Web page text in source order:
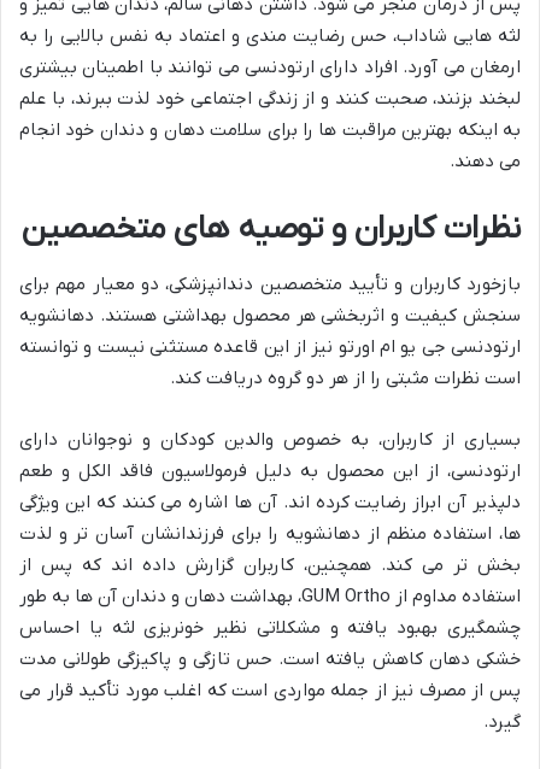
پس از درمان منجر می شود. داشتن دهانی سالم، دندان هایی تمیز و
لثه هایی شاداب، حس رضایت مندی و اعتماد به نفس بالایی را به
ارمغان می آورد. افراد دارای ارتودنسی می توانند با اطمینان بیشتری
لبخند بزنند، صحبت کنند و از زندگی اجتماعی خود لذت ببرند، با علم
به اینکه بهترین مراقبت ها را برای سلامت دهان و دندان خود انجام
می دهند.
نظرات کاربران و توصیه های متخصصین
بازخورد کاربران و تأیید متخصصین دندانپزشکی، دو معیار مهم برای
سنجش کیفیت و اثربخشی هر محصول بهداشتی هستند. دهانشویه
ارتودنسی جی یو ام اورتو نیز از این قاعده مستثنی نیست و توانسته
است نظرات مثبتی را از هر دو گروه دریافت کند.
بسیاری از کاربران، به خصوص والدین کودکان و نوجوانان دارای
ارتودنسی، از این محصول به دلیل فرمولاسیون فاقد الکل و طعم
دلپذیر آن ابراز رضایت کرده اند. آن ها اشاره می کنند که این ویژگی
ها، استفاده منظم از دهانشویه را برای فرزندانشان آسان تر و لذت
بخش تر می کند. همچنین، کاربران گزارش داده اند که پس از
استفاده مداوم از GUM Ortho، بهداشت دهان و دندان آن ها به طور
چشمگیری بهبود یافته و مشکلاتی نظیر خونریزی لثه یا احساس
خشکی دهان کاهش یافته است. حس تازگی و پاکیزگی طولانی مدت
پس از مصرف نیز از جمله مواردی است که اغلب مورد تأکید قرار می
گیرد.